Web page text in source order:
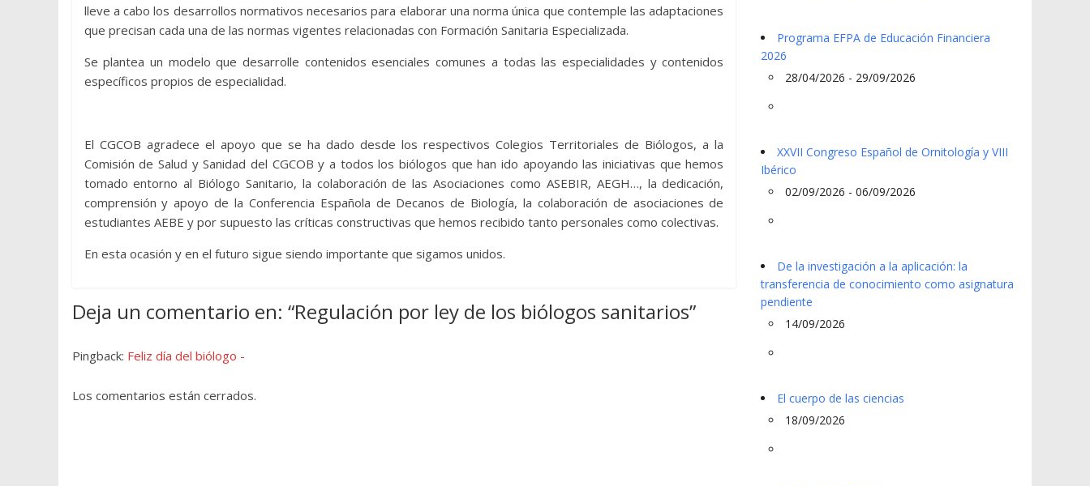
lleve a cabo los desarrollos normativos necesarios para elaborar una norma única que contemple las adaptaciones
que precisan cada una de las normas vigentes relacionadas con Formación Sanitaria Especializada.
Se plantea un modelo que desarrolle contenidos esenciales comunes a todas las especialidades y contenidos
específicos propios de especialidad.
El CGCOB agradece el apoyo que se ha dado desde los respectivos Colegios Territoriales de Biólogos, a la
Comisión de Salud y Sanidad del CGCOB y a todos los biólogos que han ido apoyando las iniciativas que hemos
tomado entorno al Biólogo Sanitario, la colaboración de las Asociaciones como ASEBIR, AEGH…, la dedicación,
comprensión y apoyo de la Conferencia Española de Decanos de Biología, la colaboración de asociaciones de
estudiantes AEBE y por supuesto las críticas constructivas que hemos recibido tanto personales como colectivas.
En esta ocasión y en el futuro sigue siendo importante que sigamos unidos.
Deja un comentario en: “Regulación por ley de los biólogos sanitarios”
Pingback: Feliz día del biólogo -
Los comentarios están cerrados.
Programa EFPA de Educación Financiera
2026
28/04/2026 - 29/09/2026
XXVII Congreso Español de Ornitología y VIII
Ibérico
02/09/2026 - 06/09/2026
De la investigación a la aplicación: la
transferencia de conocimiento como asignatura
pendiente
14/09/2026
El cuerpo de las ciencias
18/09/2026